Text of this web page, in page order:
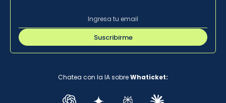
Suscribirme
Chatea con la IA sobreWhaticket: